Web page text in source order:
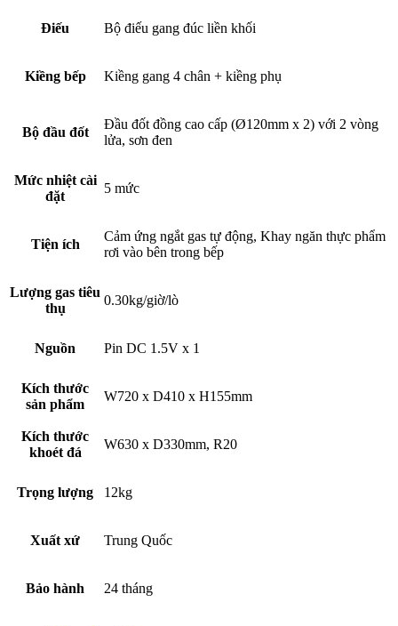
Điếu Bộ điếu gang đúc liền khối
Kiềng bếp Kiềng gang 4 chân + kiềng phụ
Bộ đầu đốt
Đầu đốt đồng cao cấp (Ø120mm x 2) với 2 vòng
lửa, sơn đen
Mức nhiệt cài
đặt
5 mức
Tiện ích
Cảm ứng ngắt gas tự động, Khay ngăn thực phẩm
rơi vào bên trong bếp
Lượng gas tiêu
thụ
0.30kg/giờ/lò
Nguồn Pin DC 1.5V x 1
Kích thước
sản phẩm
W720 x D410 x H155mm
Kích thước
khoét đá
W630 x D330mm, R20
Trọng lượng 12kg
Xuất xứ Trung Quốc
Bảo hành 24 tháng